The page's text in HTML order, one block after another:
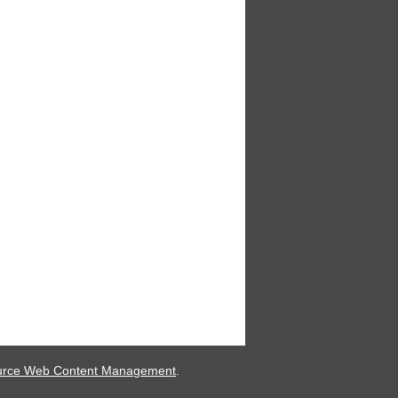
Web Content Management